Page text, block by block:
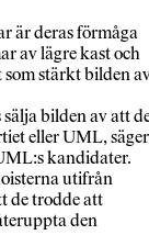
är deras förmåga
av lägre kast och
stärkt bilden
bilden av att
eller UML, säger
kandidater.
utifrån
de trodde att
den